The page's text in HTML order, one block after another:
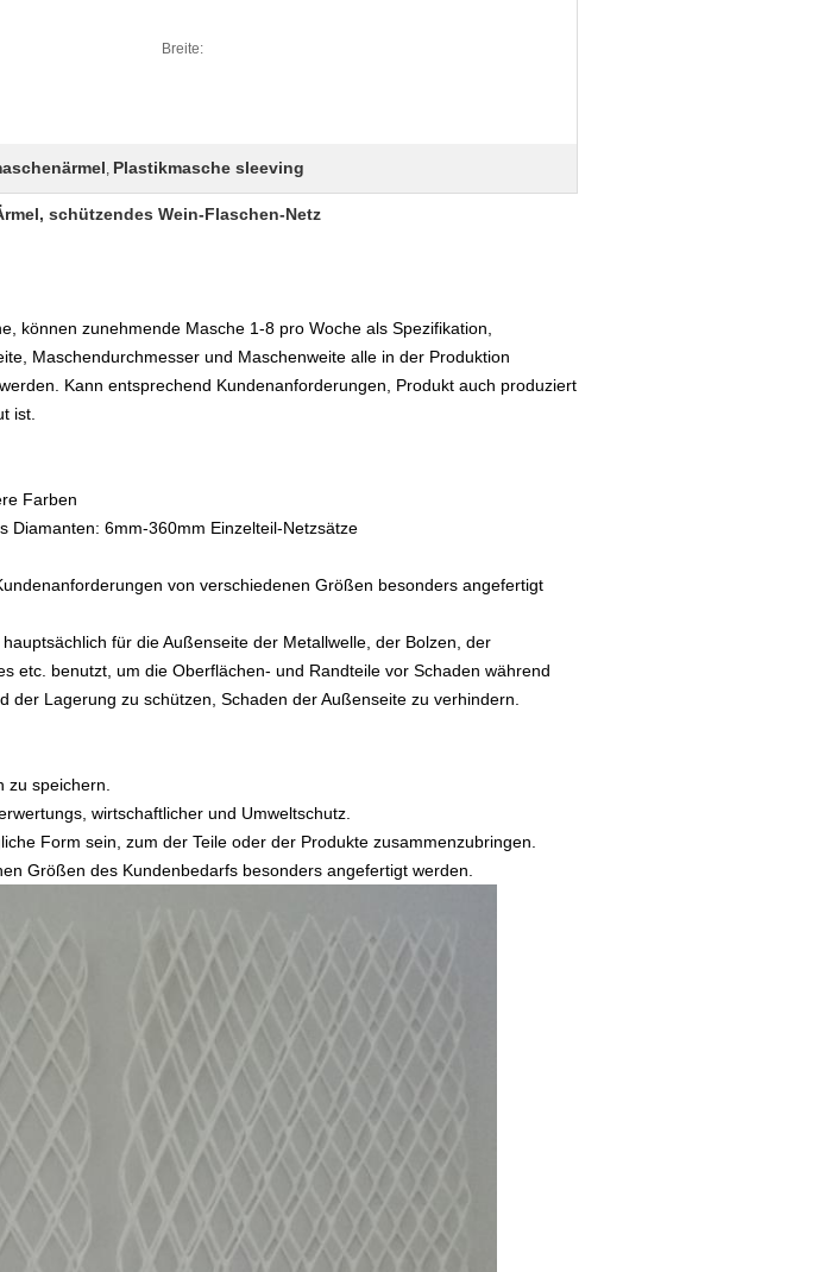
Breite:
, Plastikmasche sleeving
schützendes Wein-Flaschen-Netz
können zunehmende Masche 1-8 pro Woche als Spezifikation,
Maschendurchmesser und Maschenweite alle in der Produktion
Kann entsprechend Kundenanforderungen, Produkt auch produziert
ist.
Farben
Diamanten: 6mm-360mm Einzelteil-Netzsätze
von verschiedenen Größen besonders angefertigt
für die Außenseite der Metallwelle, der Bolzen, der
etc. benutzt, um die Oberflächen- und Randteile vor Schaden während
der Lagerung zu schützen, Schaden der Außenseite zu verhindern.
zu speichern.
wirtschaftlicher und Umweltschutz.
Form sein, zum der Teile oder der Produkte zusammenzubringen.
Größen des Kundenbedarfs besonders angefertigt werden.